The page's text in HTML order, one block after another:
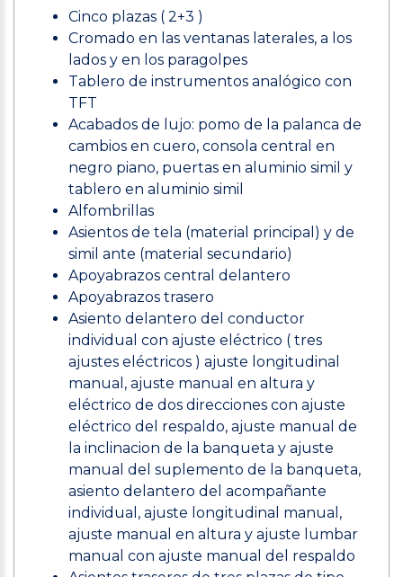
Cinco plazas ( 2+3 )
Cromado en las ventanas laterales, a los
lados y en los paragolpes
Tablero de instrumentos analógico con
TFT
Acabados de lujo: pomo de la palanca de
cambios en cuero, consola central en
negro piano, puertas en aluminio simil y
tablero en aluminio simil
Alfombrillas
Asientos de tela (material principal) y de
simil ante (material secundario)
Apoyabrazos central delantero
Apoyabrazos trasero
Asiento delantero del conductor
individual con ajuste eléctrico ( tres
ajustes eléctricos ) ajuste longitudinal
manual, ajuste manual en altura y
eléctrico de dos direcciones con ajuste
eléctrico del respaldo, ajuste manual de
la inclinacion de la banqueta y ajuste
manual del suplemento de la banqueta,
asiento delantero del acompañante
individual, ajuste longitudinal manual,
ajuste manual en altura y ajuste lumbar
manual con ajuste manual del respaldo